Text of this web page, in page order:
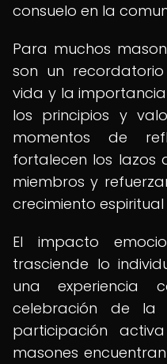
consuelo en la
Para muchos
son un
vida y la
los principios y
momentos de
fortalecen los lazos
miembros y
crecimiento
El impacto
trasciende lo
una experiencia
celebración de
participación
masones